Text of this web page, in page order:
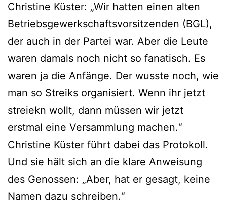
Christine Küster: „Wir hatten einen alten
Betriebsgewerkschaftsvorsitzenden (BGL),
der auch in der Partei war. Aber die Leute
waren damals noch nicht so fanatisch. Es
waren ja die Anfänge. Der wusste noch, wie
man so Streiks organisiert. Wenn ihr jetzt
streiekn wollt, dann müssen wir jetzt
erstmal eine Versammlung machen.“
Christine Küster führt dabei das Protokoll.
Und sie hält sich an die klare Anweisung
des Genossen: „Aber, hat er gesagt, keine
Namen dazu schreiben.“